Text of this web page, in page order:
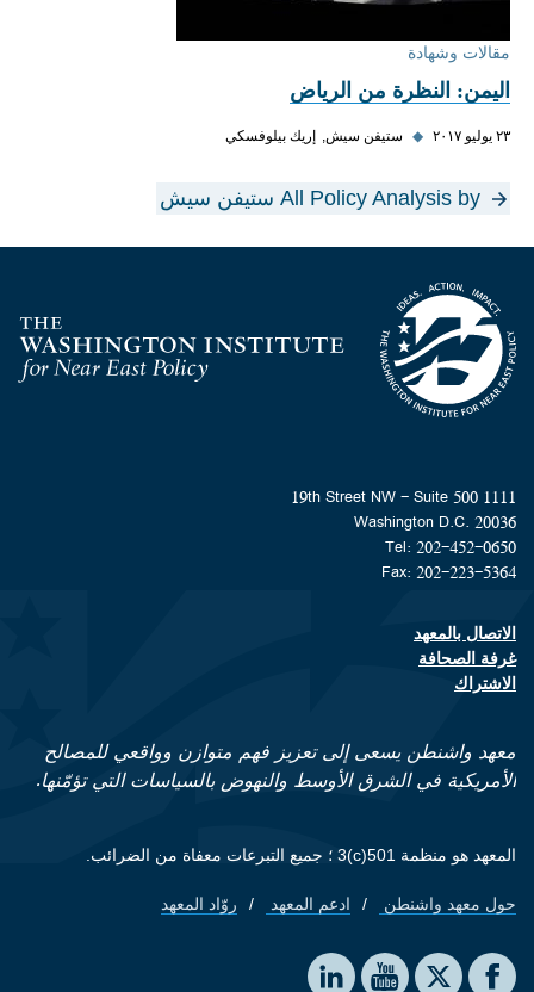
مقالات وشهادة
اليمن: النظرة من الرياض
٢٣ يوليو ٢٠١٧ ◆ ستيفن سيش إريك بيلوفسكي
All Policy Analysis by ستيفن سيش
Homepage
1111 19th Street NW - Suite 500
Washington D.C. 20036
Tel: 202-452-0650
Fax: 202-223-5364
Footer contact links
الاتصال بالمعهد
غرفة الصحافة
الاشتراك
معهد واشنطن يسعى إلى تعزيز فهم متوازن وواقعي للمصالح
الأمريكية في الشرق الأوسط والنهوض بالسياسات التي تؤمّنها.
المعهد هو منظمة 501(c)3 ؛ جميع التبرعات معفاة من الضرائب.
Footer quick links
حول معهد واشنطن ادعم المعهد روّاد المعهد
Social media